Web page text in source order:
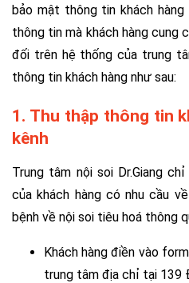
bảo mật thông tin khách
thông tin mà khách hàng
đối trên hệ thống của trung
thông tin khách hàng như sau:
1. Thu thập thông tin
kênh
Trung tâm nội soi Dr.Giang
của khách hàng có nhu cầu
bệnh về nội soi tiêu hoá thông
Khách hàng điền vào
trung tâm địa chỉ tại 139